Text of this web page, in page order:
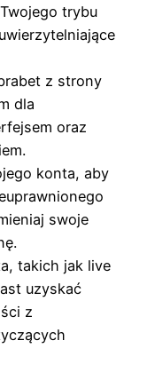
trybu
z strony
dla
oraz
konta, aby
swoje
takich jak live
uzyskać
z